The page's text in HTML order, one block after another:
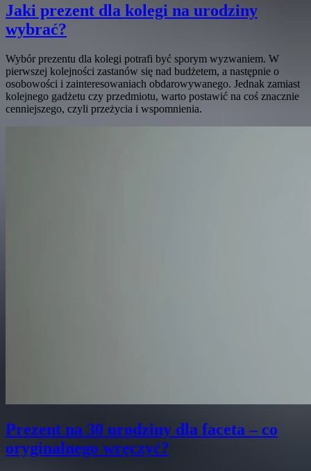
Jaki prezent dla kolegi na urodziny
wybrać?
Wybór prezentu dla kolegi potrafi być sporym wyzwaniem. W
pierwszej kolejności zastanów się nad budżetem, a następnie o
osobowości i zainteresowaniach obdarowywanego. Jednak zamiast
kolejnego gadżetu czy przedmiotu, warto postawić na coś znacznie
cenniejszego, czyli przeżycia i wspomnienia.
Prezent na 30 urodziny dla faceta – co
oryginalnego wręczyć?